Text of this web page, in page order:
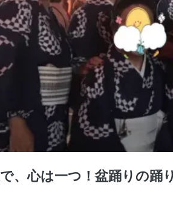
、心は一つ！盆踊りの踊